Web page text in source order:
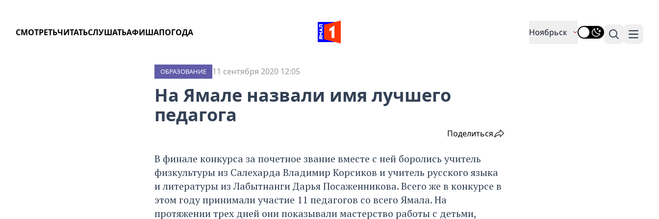
СМОТРЕТЬЧИТАТЬСЛУШАТЬАФИШАПОГОДА Ноябрьск
Поиск
ОБРАЗОВАНИЕ 11 сентября 2020 12:05
На Ямале назвали имя лучшего
педагога
Поделиться
В финале конкурса за почетное звание вместе с ней боролись учитель
физкультуры из Салехарда Владимир Корсиков и учитель русского языка
и литературы из Лабытнанги Дарья Посаженникова. Всего же в конкурсе в
этом году принимали участие 11 педагогов со всего Ямала. На
протяжении трех дней они показывали мастерство работы с детьми,